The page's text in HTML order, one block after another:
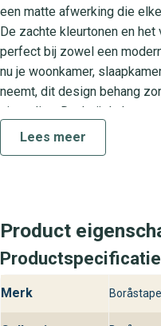
een matte afwerking die
De zachte kleurtonen en
perfect bij zowel een
nu je woonkamer,
neemt, dit design behang
uitstraling. Dankzij de
patronen hun scherpte en
altijd tot hun recht komen.
vakmanschap. Elk behang
samengesteld om jouw
geven. Met fijne details en
Treasured variatie voor
Lees meer
Product
Merk